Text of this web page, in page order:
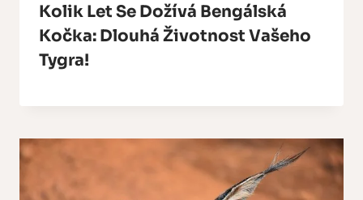
Kolik Let Se Dožívá Bengálská
Kočka: Dlouhá Životnost Vašeho
Tygra!